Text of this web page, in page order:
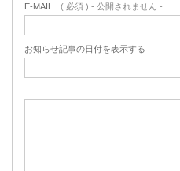
E-MAIL ( 必須 ) - 公開されません -
お知らせ記事の日付を表示する